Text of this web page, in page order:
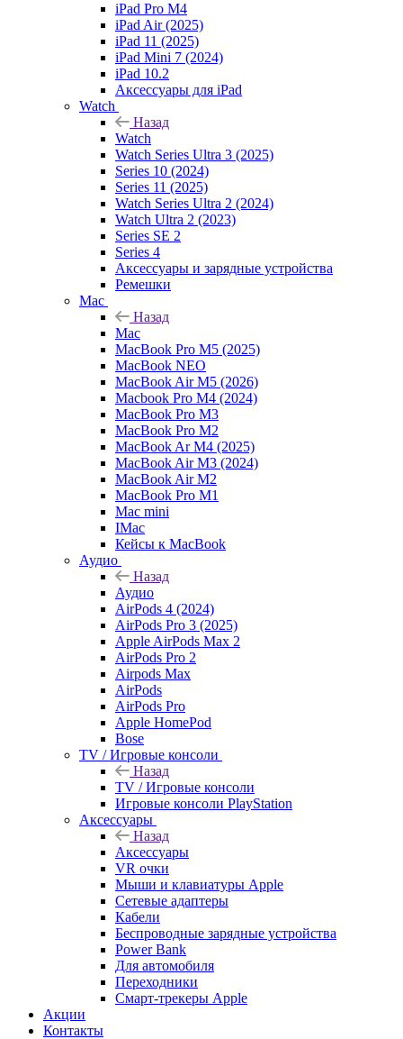
iPad Pro M4
iPad Air (2025)
iPad 11 (2025)
iPad Mini 7 (2024)
iPad 10.2
Аксессуары для iPad
Watch
Назад
Watch
Watch Series Ultra 3 (2025)
Series 10 (2024)
Series 11 (2025)
Watch Series Ultra 2 (2024)
Watch Ultra 2 (2023)
Series SE 2
Series 4
Аксессуары и зарядные устройства
Ремешки
Mac
Назад
Mac
MacBook Pro M5 (2025)
MacBook NEO
MacBook Air M5 (2026)
Macbook Pro M4 (2024)
MacBook Pro M3
MacBook Pro M2
MacBook Ar M4 (2025)
MacBook Air M3 (2024)
MacBook Air M2
MacBook Pro M1
Mac mini
IMac
Кейсы к MacBook
Аудио
Назад
Аудио
AirPods 4 (2024)
AirPods Pro 3 (2025)
Apple AirPods Max 2
AirPods Pro 2
Airpods Max
AirPods
AirPods Pro
Apple HomePod
Bose
TV / Игровые консоли
Назад
TV / Игровые консоли
Игровые консоли PlayStation
Аксессуары
Назад
Аксессуары
VR очки
Мыши и клавиатуры Apple
Сетевые адаптеры
Кабели
Беспроводные зарядные устройства
Power Bank
Для автомобиля
Переходники
Смарт-трекеры Apple
Акции
Контакты